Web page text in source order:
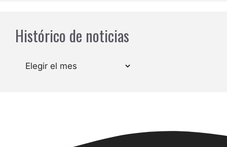
Histórico de noticias
Archivos